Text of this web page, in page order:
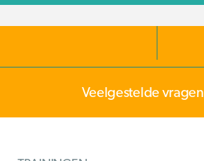
Veelgestelde vragen